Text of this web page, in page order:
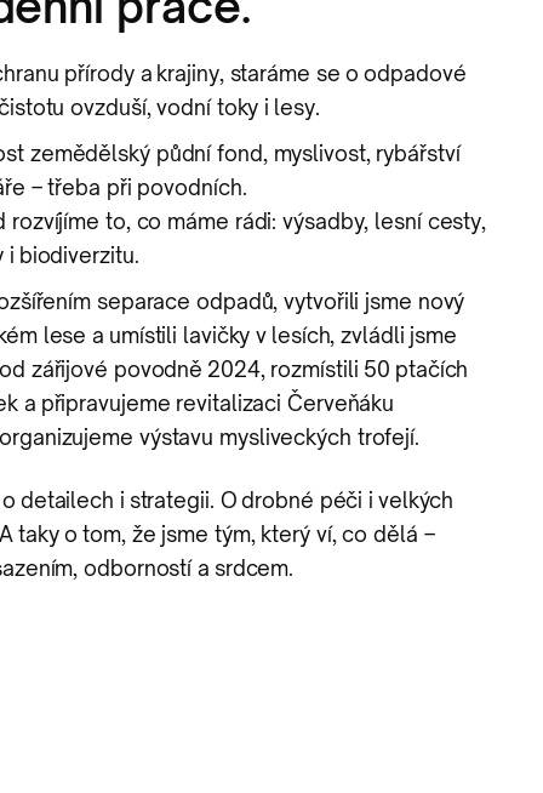
přírody a krajiny, staráme se o odpadové
ovzduší, vodní toky i lesy.
zemědělský půdní fond, myslivost, rybářství
– třeba při povodních.
rozvíjíme to, co máme rádi: výsadby, lesní cesty,
i biodiverzitu.
separace odpadů, vytvořili jsme nový
lese a umístili lavičky v lesích, zvládli jsme
zářijové povodně 2024, rozmístili 50 ptačích
a připravujeme revitalizaci Červeňáku
výstavu mysliveckých trofejí.
detailech i strategii. O drobné péči i velkých
taky o tom, že jsme tým, který ví, co dělá –
odborností a srdcem.